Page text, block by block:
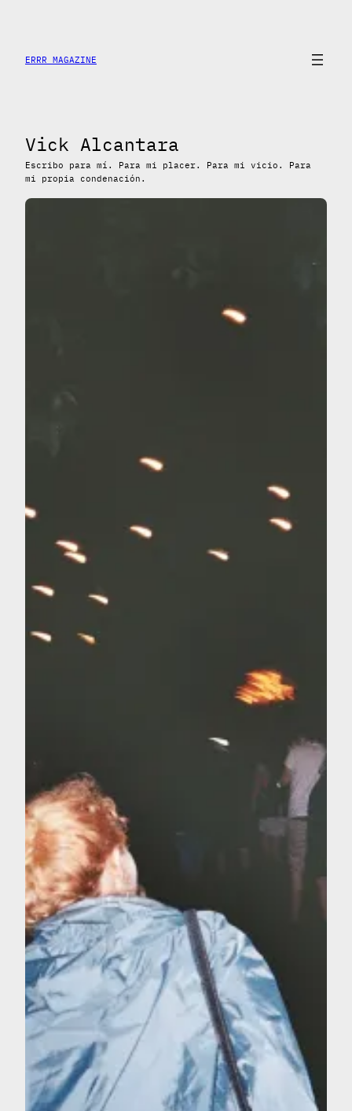
contenido
ERRR MAGAZINE
Vick Alcantara
Escribo para mí. Para mi placer. Para mi vicio. Para
mi propia condenación.